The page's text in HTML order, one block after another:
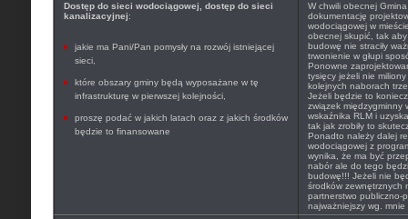
Dostęp do sieci wodociągowej, dostęp do sieci
kanalizacyjnej:
jakie ma Pani/Pan pomysły na rozwój istniejącej
sieci,
które obszary gminy będą wyposażane w tę
infrastrukturę w pierwszej kolejności,
proszę podać w jakich latach oraz z jakich środków
będzie to finansowane
W chwili obecnej
dokumentację
wodociągowej w
obecnej skupić, tak
budowę nie straciły
trwonienie w głupi
Ponowne
tysięcy jeżeli nie
kolejnych naborach
Jeżeli będzie to
związek międzygminny
wskaźnika RLM i
tak jak zrobiły to
Ponadto należy dalej
wodociągowej z
wynika, że ma być
nabór ale do tego
budowę!!! Jeżeli nie
środków zewnętrznych
partnerstwo publiczno-
najważniejszy wg. mnie